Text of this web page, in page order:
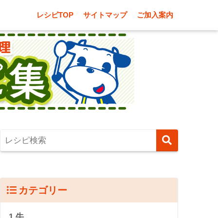
レシピTOP サイトマップ ご加入案内
カテゴリー